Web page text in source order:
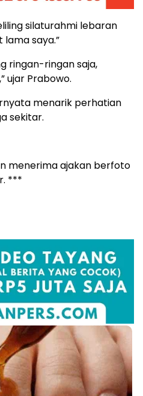
silaturahmi lebaran
saya.”
ringan-ringan saja,
ujar Prabowo.
menarik perhatian
sekitar.
menerima ajakan berfoto
***